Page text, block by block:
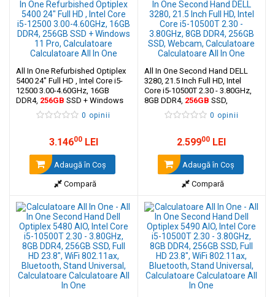
All In One Refurbished Optiplex
5400 24" Full HD , Intel Core i5-
12500 3.00-4.60GHz, 16GB
DDR4, 256GB SSD + Windows
0 opinii
3.14600LEI
Adaugă în Coş
Compară
All In One Second Hand DELL
3280, 21.5 Inch Full HD, Intel
Core i5-10500T 2.30 - 3.80GHz,
8GB DDR4, 256GB SSD,
Webcam
0 opinii
2.59900 LEI
Adaugă în Coş
Compară